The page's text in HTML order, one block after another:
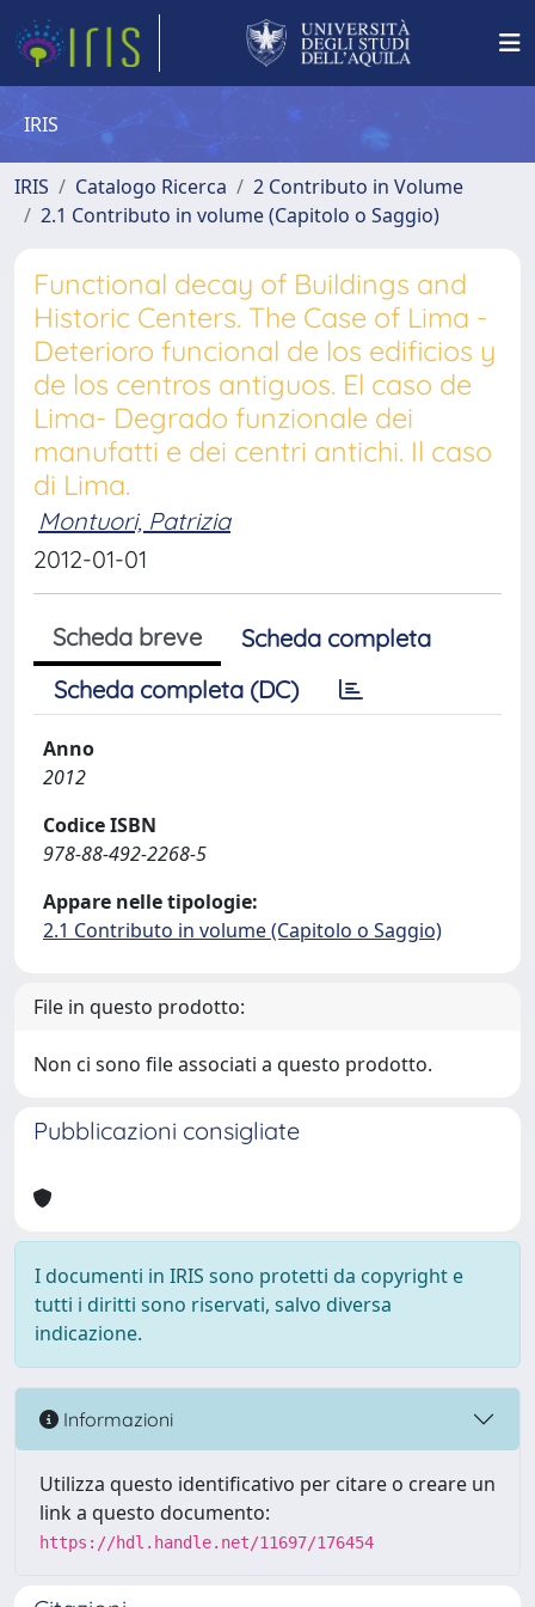
IRIS
IRIS Catalogo Ricerca
2 Contributo in Volume
2.1 Contributo in volume (Capitolo o Saggio)
Functional decay of Buildings and
Historic Centers. The Case of Lima -
Deterioro funcional de los edificios y
de los centros antiguos. El caso de
Lima- Degrado funzionale dei
manufatti e dei centri antichi. Il caso
di Lima.
Montuori, Patrizia
2012-01-01
Scheda breve
Scheda completa
Scheda completa (DC)
Anno
2012
Codice ISBN
978-88-492-2268-5
Appare nelle tipologie:
2.1 Contributo in volume (Capitolo o Saggio)
File in questo prodotto:
Non ci sono file associati a questo prodotto.
Pubblicazioni consigliate
I documenti in IRIS sono protetti da copyright e
tutti i diritti sono riservati, salvo diversa
indicazione.
Informazioni
Utilizza questo identificativo per citare o creare un
link a questo documento:
https://hdl.handle.net/11697/176454